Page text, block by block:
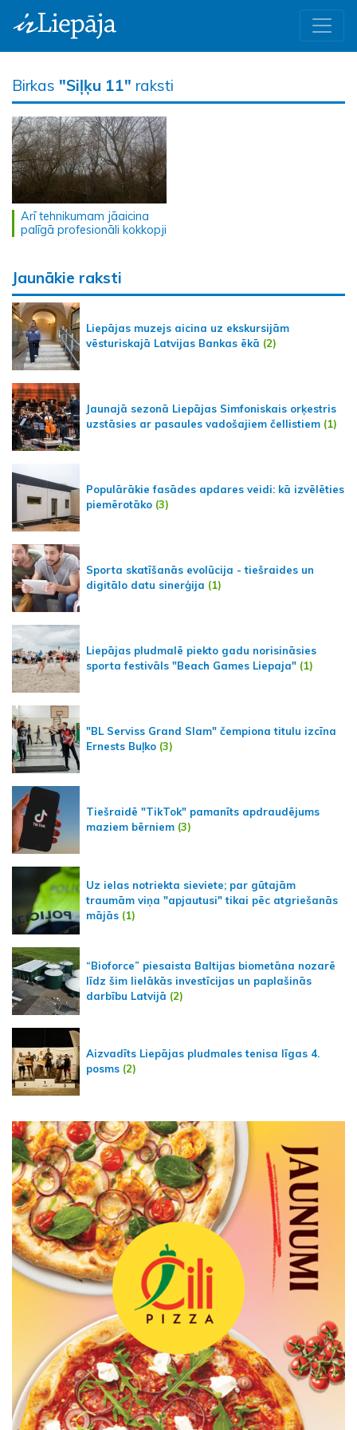
Birkas "Siļķu 11" raksti
Arī tehnikumam jāaicina
palīgā profesionāli kokkopji
Jaunākie raksti
Liepājas muzejs aicina uz ekskursijām
vēsturiskajā Latvijas Bankas ēkā (2)
Jaunajā sezonā Liepājas Simfoniskais orķestris
uzstāsies ar pasaules vadošajiem čellistiem (1)
Populārākie fasādes apdares veidi: kā izvēlēties
piemērotāko (3)
Sporta skatīšanās evolūcija - tiešraides un
digitālo datu sinerģija (1)
Liepājas pludmalē piekto gadu norisināsies
sporta festivāls "Beach Games Liepaja" (1)
"BL Serviss Grand Slam" čempiona titulu izcīna
Ernests Buļko (3)
Tiešraidē "TikTok" pamanīts apdraudējums
maziem bērniem (3)
Uz ielas notriekta sieviete; par gūtajām
traumām viņa "apjautusi" tikai pēc atgriešanās
mājās (1)
“Bioforce” piesaista Baltijas biometāna nozarē
līdz šim lielākās investīcijas un paplašinās
darbību Latvijā (2)
Aizvadīts Liepājas pludmales tenisa līgas 4.
posms (2)